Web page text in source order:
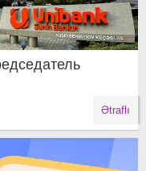
Ətraflı